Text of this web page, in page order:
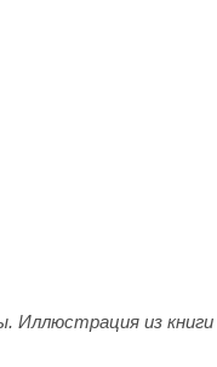
Иллюстрация из книги